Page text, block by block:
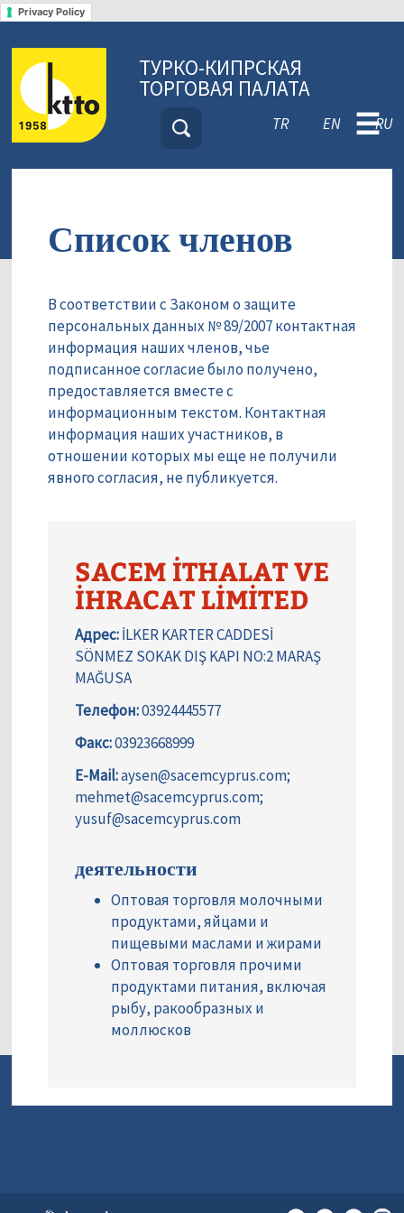
Privacy Policy
ТУРКО-КИПРСКАЯ
ТОРГОВАЯ ПАЛАТА
TR EN RU
☰
Список членов
В соответствии с Законом о защите
персональных данных № 89/2007 контактная
информация наших членов, чье
подписанное согласие было получено,
предоставляется вместе с
информационным текстом. Контактная
информация наших участников, в
отношении которых мы еще не получили
явного согласия, не публикуется.
SACEM İTHALAT VE
İHRACAT LİMİTED
Адрес:İLKER KARTER CADDESİ
SÖNMEZ SOKAK DIŞ KAPI NO:2 MARAŞ
MAĞUSA
Телефон:03924445577
Факс:03923668999
E-Mail:aysen@sacemcyprus.com;
mehmet@sacemcyprus.com;
yusuf@sacemcyprus.com
деятельности
Оптовая торговля молочными
продуктами, яйцами и
пищевыми маслами и жирами
Оптовая торговля прочими
продуктами питания, включая
рыбу, ракообразных и
моллюсков